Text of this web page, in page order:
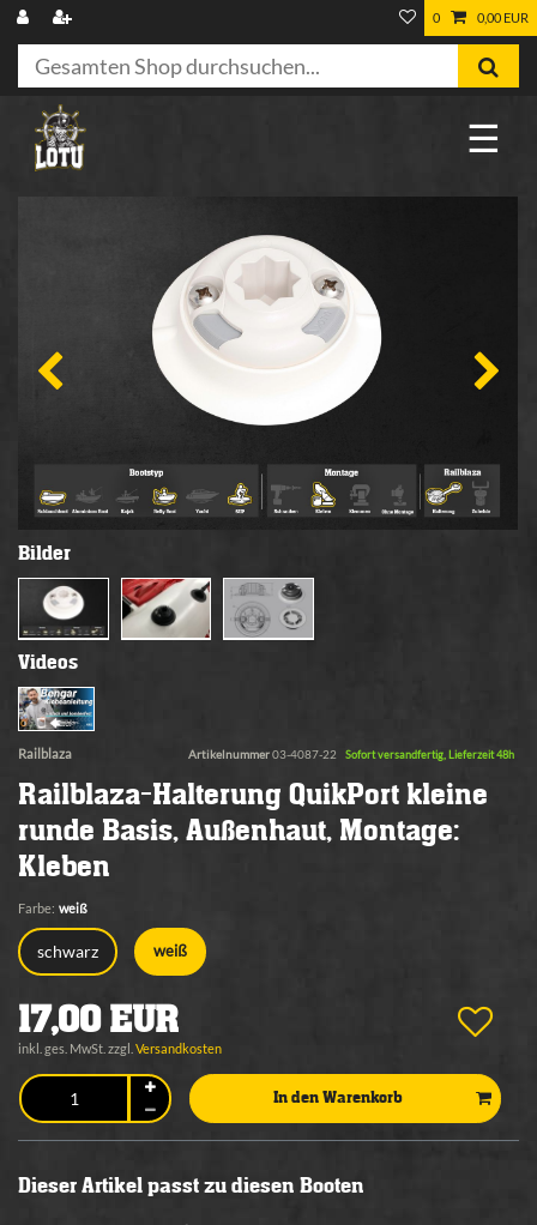
0 0,00 EUR
☰
Bilder
Videos
Railblaza Artikelnummer03-4087-22 Sofort versandfertig, Lieferzeit 48h
Railblaza-Halterung QuikPort kleine
runde Basis, Außenhaut, Montage:
Kleben
Farbe: weiß
schwarz weiß
17,00 EUR
inkl. ges. MwSt. zzgl. Versandkosten
In den Warenkorb
Dieser Artikel passt zu diesen Booten